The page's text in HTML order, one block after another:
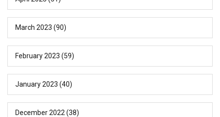
March 2023 (90)
February 2023 (59)
January 2023 (40)
December 2022 (38)